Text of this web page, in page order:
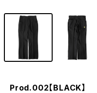
Prod.002【BLACK】